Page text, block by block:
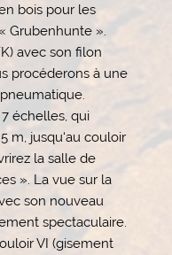
bois pour les
Grubenhunte ».
avec son filon
procéderons à une
échelles, qui
m, jusqu‘au couloir
la salle de
». La vue sur la
son nouveau
spectaculaire.
VI (gisement